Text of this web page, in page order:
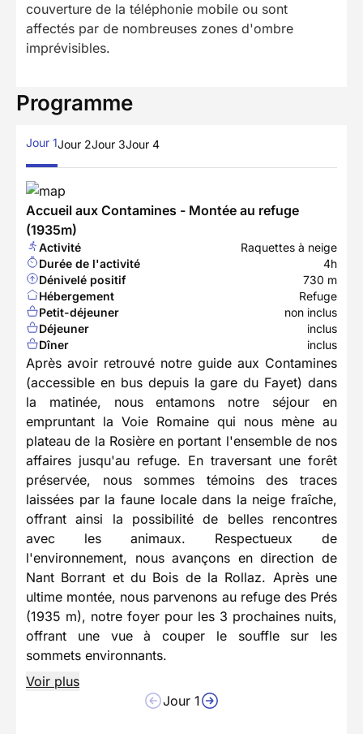
couverture de la téléphonie mobile ou sont
affectés par de nombreuses zones d'ombre
imprévisibles.
Programme
Jour 1Jour 2Jour 3Jour 4
Accueil aux Contamines - Montée au refuge
(1935m)
Activité
Raquettes à neige
Durée de l'activité
4h
Dénivelé positif
730 m
Hébergement
Refuge
Petit-déjeuner
non inclus
Déjeuner
inclus
Dîner
inclus
Après avoir retrouvé notre guide aux Contamines
(accessible en bus depuis la gare du Fayet) dans
la matinée, nous entamons notre séjour en
empruntant la Voie Romaine qui nous mène au
plateau de la Rosière en portant l'ensemble de nos
affaires jusqu'au refuge. En traversant une forêt
préservée, nous sommes témoins des traces
laissées par la faune locale dans la neige fraîche,
offrant ainsi la possibilité de belles rencontres
avec les animaux. Respectueux de
l'environnement, nous avançons en direction de
Nant Borrant et du Bois de la Rollaz. Après une
ultime montée, nous parvenons au refuge des Prés
(1935 m), notre foyer pour les 3 prochaines nuits,
offrant une vue à couper le souffle sur les
sommets environnants.
Voir plus
Jour 1